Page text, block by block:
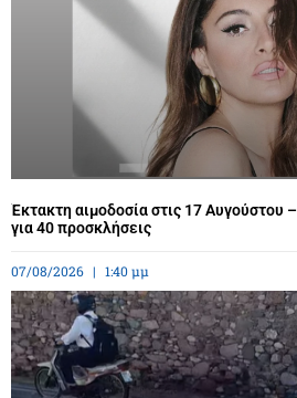
Έκτακτη αιμοδοσία στις 17 Αυγούστου
για 40 προσκλήσεις
07/08/2026 1:40 μμ